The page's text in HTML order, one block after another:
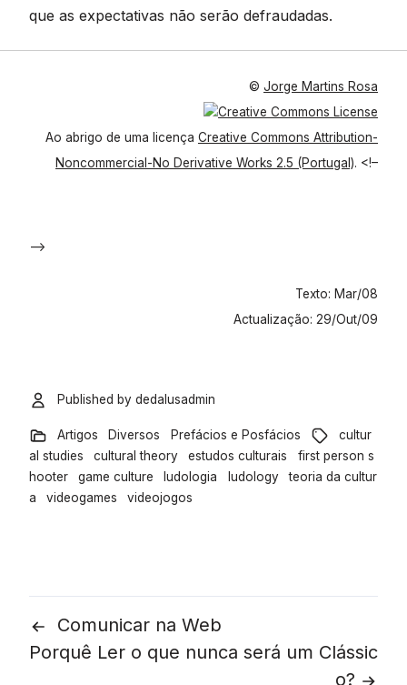
que as expectativas não serão defraudadas.
© Jorge Martins Rosa
Ao abrigo de uma licença Creative Commons Attribution-
Noncommercial-No Derivative Works 2.5 (Portugal). <!–
–>
Texto: Mar/08
Actualização: 29/Out/09
Published bydedalusadmin
Artigos Diversos Prefácios e Posfácios
cultur
al studies
cultural theory estudos culturais
first person s
hooter
game culture ludologia ludology
teoria da cultur
a
videogames videojogos
Post
Comunicar na Web
Porquê Ler o que nunca será um Clássic
o?